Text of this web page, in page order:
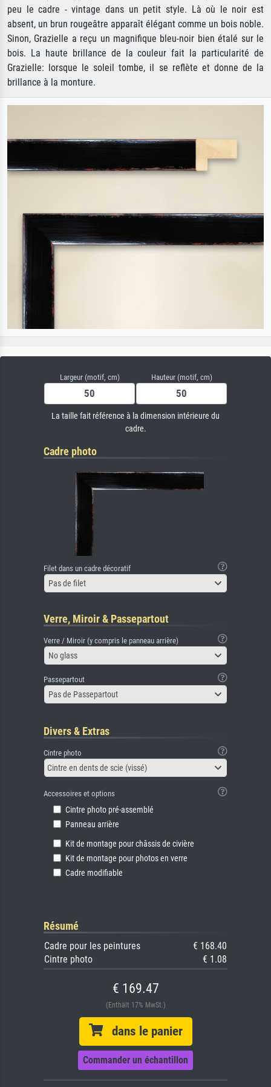
peu le cadre - vintage dans un petit style. Là où le noir est
absent, un brun rougeâtre apparaît élégant comme un bois noble.
Sinon, Grazielle a reçu un magnifique bleu-noir bien étalé sur le
bois. La haute brillance de la couleur fait la particularité de
Grazielle: lorsque le soleil tombe, il se reflète et donne de la
brillance à la monture.
Largeur (motif, cm) Hauteur (motif, cm)
La taille fait référence à la dimension intérieure du
cadre.
Cadre photo
Filet dans un cadre décoratif
Pas de filet
Verre, Miroir & Passepartout
Verre / Miroir (y compris le panneau arrière)
No glass
Passepartout
Pas de Passepartout
Divers & Extras
Cintre photo
Cintre en dents de scie (vissé)
Accessoires et options
Cintre photo pré-assemblé
Panneau arrière
Kit de montage pour châssis de civière
Kit de montage pour photos en verre
Cadre modifiable
Résumé
Cadre pour les peintures
€ 168.40
Cintre photo
€ 1.08
€ 169.47
(Enthält 17% MwSt.)
dans le panier
Commander un échantillon